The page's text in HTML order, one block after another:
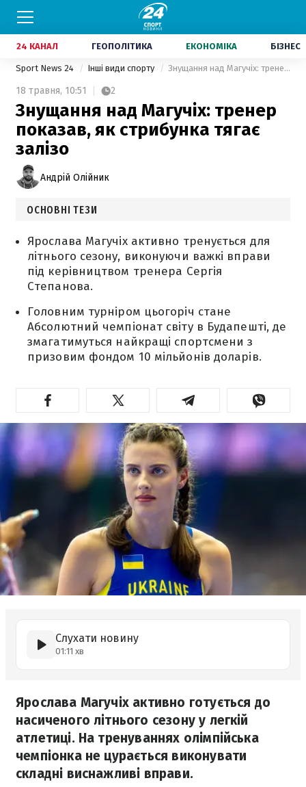
24 КАНАЛ ГЕОПОЛІТИКА ЕКОНОМІКА БІЗНЕС
Sport News 24 Інші види спорту Знущання над Магучіх: тренер показав, як стрибунка тягає залізо
18 травня, 10:51 2
Знущання над Магучіх: тренер
показав, як стрибунка тягає
залізо
Андрій Олійник
ОСНОВНІ ТЕЗИ
Ярослава Магучіх активно тренується для
літнього сезону, виконуючи важкі вправи
під керівництвом тренера Сергія
Степанова.
Головним турніром цьогоріч стане
Абсолютний чемпіонат світу в Будапешті, де
змагатимуться найкращі спортсмени з
призовим фондом 10 мільйонів доларів.
Слухати новину
01:11 хв
Ярослава Магучіх активно готується до
насиченого літнього сезону у легкій
атлетиці. На тренуваннях олімпійська
чемпіонка не цурається виконувати
складні виснажливі вправи.